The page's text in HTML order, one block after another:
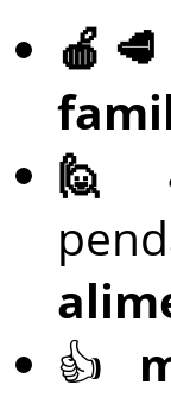
🙋
👍